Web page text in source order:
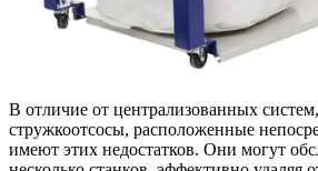
В отличие от централизованных
стружкоотсосы, расположенные
имеют этих недостатков. Они могут